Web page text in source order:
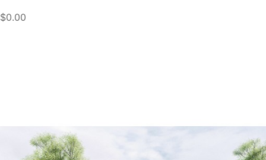
$0.00